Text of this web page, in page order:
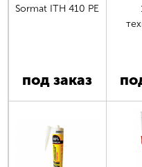
Sormat ITH 410 PE
под заказ